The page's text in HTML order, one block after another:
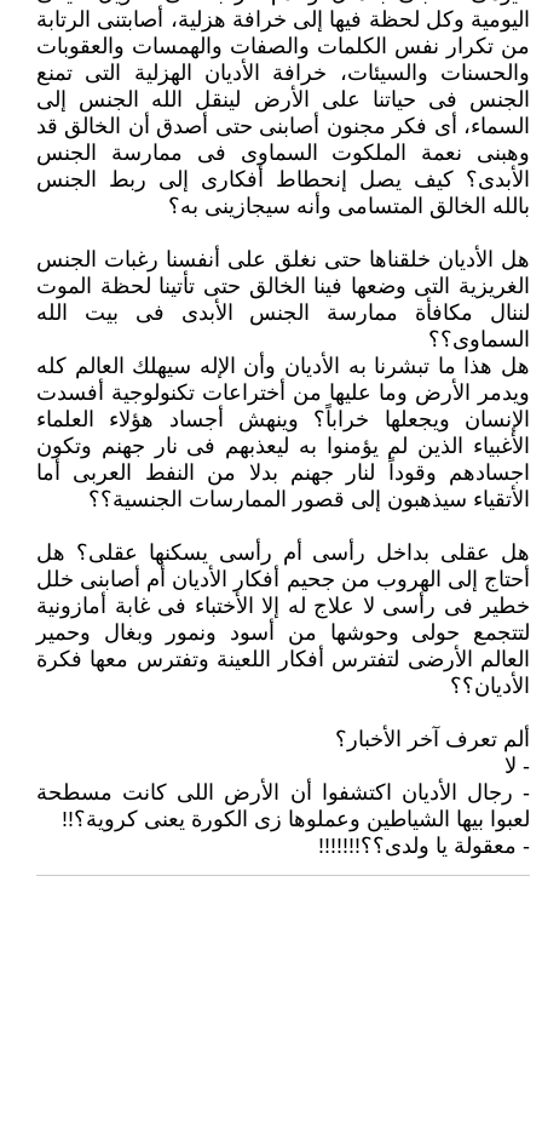
اليومية وكل لحظة فيها إلى ‏خرافة هزلية، أصابتنى الرتابة
من تكرار نفس الكلمات والصفات والهمسات والعقوبات
والحسنات والسيئات، خرافة الأديان الهزلية التى ‏تمنع
الجنس فى حياتنا على الأرض لينقل الله الجنس إلى
السماء، أى فكر مجنون أصابنى حتى أصدق أن الخالق قد
وهبنى نعمة ‏الملكوت السماوى فى ممارسة الجنس
الأبدى؟ كيف يصل إنحطاط أفكارى إلى ربط الجنس
بالله الخالق المتسامى وأنه سيجازينى به؟‏
هل الأديان خلقناها حتى نغلق على أنفسنا رغبات الجنس
الغريزية التى وضعها فينا الخالق حتى تأتينا لحظة الموت
لننال مكافأة ممارسة ‏الجنس الأبدى فى بيت الله
السماوى؟؟
هل هذا ما تبشرنا به الأديان وأن الإله سيهلك العالم كله
ويدمر الأرض وما عليها من أختراعات تكنولوجية أفسدت
الإنسان ويجعلها ‏خراباً؟ وينهش أجساد هؤلاء العلماء
الأغبياء الذين لم يؤمنوا به ليعذبهم فى نار جهنم وتكون
اجسادهم وقوداً لنار جهنم بدلا من النفط ‏العربى أما
الأتقياء سيذهبون إلى قصور الممارسات الجنسية؟؟
هل عقلى بداخل رأسى أم رأسى يسكنها عقلى؟ هل
أحتاج إلى الهروب من جحيم أفكار الأديان أم أصابنى خلل
خطير فى رأسى لا علاج ‏له إلا الأختباء فى غابة أمازونية
لتتجمع حولى وحوشها من أسود ونمور وبغال وحمير
العالم الأرضى لتفترس أفكار اللعينة وتفترس ‏معها فكرة
الأديان؟؟ ‏
ألم تعرف آخر الأخبار؟
‏- لا‏
‏- رجال الأديان اكتشفوا أن الأرض اللى كانت مسطحة
لعبوا بيها الشياطين وعملوها زى الكورة يعنى كروية؟!!‏
‏- معقولة يا ولدى؟؟!!!!!!!‏